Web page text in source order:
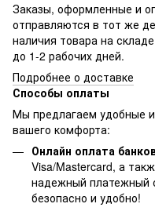
Заказы, оформленные и
отправляются в тот же
наличия товара на
до 1-2 рабочих дней.
Подробнее о доставке
Способы оплаты
Мы предлагаем удобные
вашего комфорта:
Онлайн оплата
Visa/Mastercard, а
надежный платежный
безопасно и удобно!